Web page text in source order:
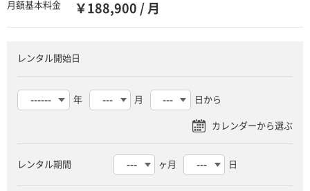
月額基本料金 ￥188,900 / 月
レンタル開始日
年 月 日から
レンタル期間 ヶ月 日